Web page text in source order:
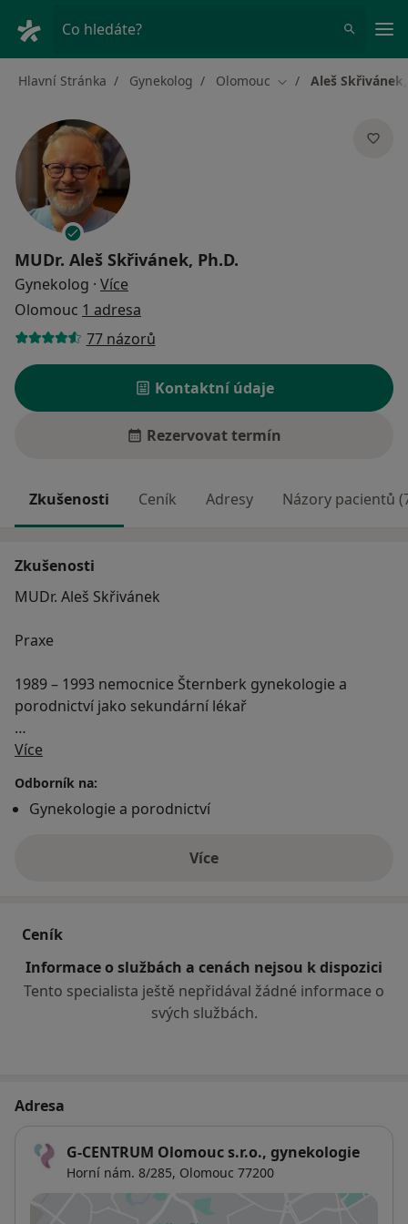
Co hledáte?
Hlavní Stránka Gynekolog Olomouc Změna města
Aleš
MUDr. Aleš Skřivánek, Ph.D.
Gynekolog · Více
Olomouc 1 adresa
77 názorů
Kontaktní údaje
Rezervovat termín
Zkušenosti Ceník Adresy Názory pacientů
Zkušenosti
MUDr. Aleš Skřivánek
Praxe
1989 – 1993 nemocnice Šternberk gynekologie a
porodnictví jako sekundární lékař
1993 – 2005 MUDr. Aleš Skřivánek, soukromé
zdravotnické zařízení poskytující ambulantní
gynekologickou a prenatální péči
CENTRUM Olomouc s.r.o. jako jednatel, vedoucí lékař
Ordinační hodiny:
ÚTERÝ 08.00 - 14.00
STŘEDA 14.00 - 20.00
Více
Odborník na:
Gynekologie a porodnictví
Víceo zkušenostech
Ceník
Informace o službách a cenách nejsou k dispozici
Tento specialista ještě nepřidával žádné informace o
svých službách.
Adresa
G-CENTRUM Olomouc s.r.o., gynekologie
Horní nám. 8/285, Olomouc 77200